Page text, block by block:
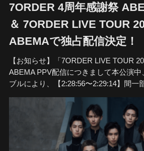
7ORDER 4周年感謝祭
＆ 7ORDER LIVE TOUR
ABEMAで独占配信決定！
【お知らせ】「7ORDER LIVE TOUR
ABEMA PPV配信につきまして本公演中
ブルにより、【2:28:56〜2:29:14】間一